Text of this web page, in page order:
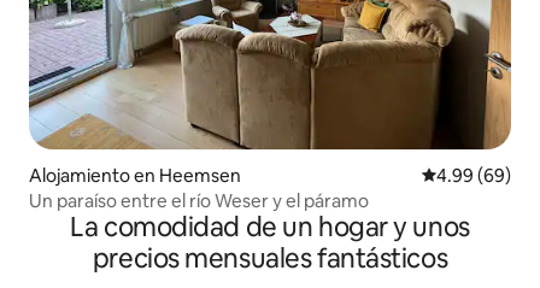
Alojamiento en Heemsen Calificación
4.99 (69)
Un paraíso entre el río Weser y el páramo
La comodidad de un hogar y unos
precios mensuales fantásticos